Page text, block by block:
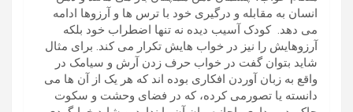
انسان به مقابله و درگیری خود با ترس ها و آرزوها ادامه
می دهد. کودک آسیب دیده نه تنها اضطراب خود بلکه
آرزوهایش را نیز در خواب هایش تکرار می کند. برای مثال
شاید بتوان گفت در خواب حرف زدن آرش و سیامک در
واقع به زبان آوردن افکاری بوده اند که هر یک از آن ها می
دانسته یا تصورمی کرده، که در فضای وحشت و سکوت